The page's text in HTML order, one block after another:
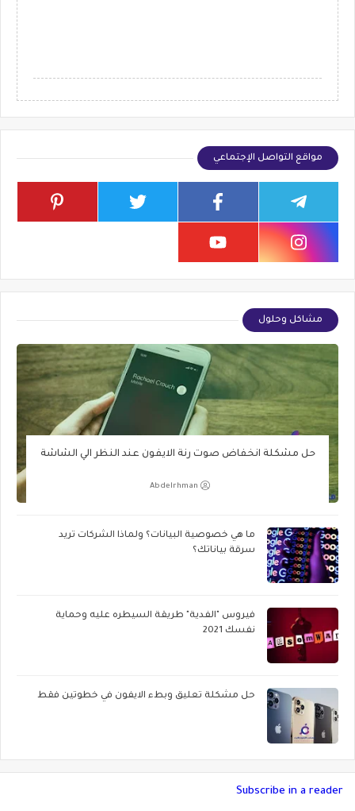
مواقع التواصل الإجتماعي
مشاكل وحلول
حل مشكلة انخفاض صوت رنة الايفون عند النظر الي الشاشة
Abdelrhman
ما هي خصوصية البيانات؟ ولماذا الشركات تريد
سرقة بياناتك؟
فيروس "الفدية" طريقة السيطره عليه وحماية
نفسك 2021
حل مشكلة تعليق وبطء الايفون في خطوتين فقط
Subscribe in a reader